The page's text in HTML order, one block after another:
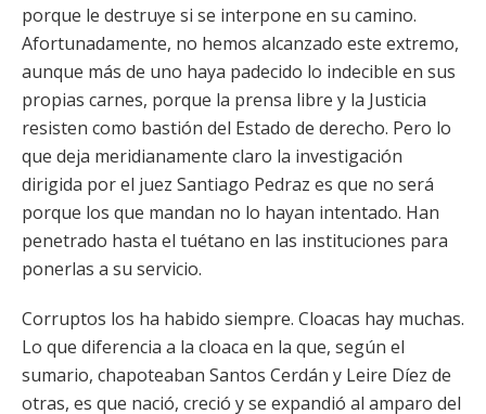
porque le destruye si se interpone en su camino.
Afortunadamente, no hemos alcanzado este extremo,
aunque más de uno haya padecido lo indecible en sus
propias carnes, porque la prensa libre y la Justicia
resisten como bastión del Estado de derecho. Pero lo
que deja meridianamente claro la investigación
dirigida por el juez Santiago Pedraz es que no será
porque los que mandan no lo hayan intentado. Han
penetrado hasta el tuétano en las instituciones para
ponerlas a su servicio.
Corruptos los ha habido siempre. Cloacas hay muchas.
Lo que diferencia a la cloaca en la que, según el
sumario, chapoteaban Santos Cerdán y Leire Díez de
otras, es que nació, creció y se expandió al amparo del